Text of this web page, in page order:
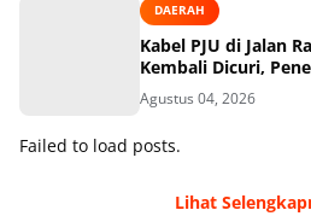
DAERAH
Kabel PJU di Jalan
Kembali Dicuri,
Agustus 04, 2026
Failed to load posts.
Lihat